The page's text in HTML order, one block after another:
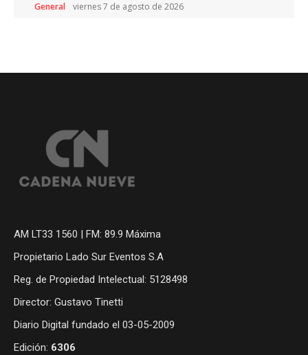
General viernes 7 de agosto de 2026
AM LT33 1560 | FM: 89.9 Máxima
Propietario Lado Sur Eventos S.A
Reg. de Propiedad Intelectual: 5128498
Director: Gustavo Tinetti
Diario Digital fundado el 03-05-2009
Edición: 6306